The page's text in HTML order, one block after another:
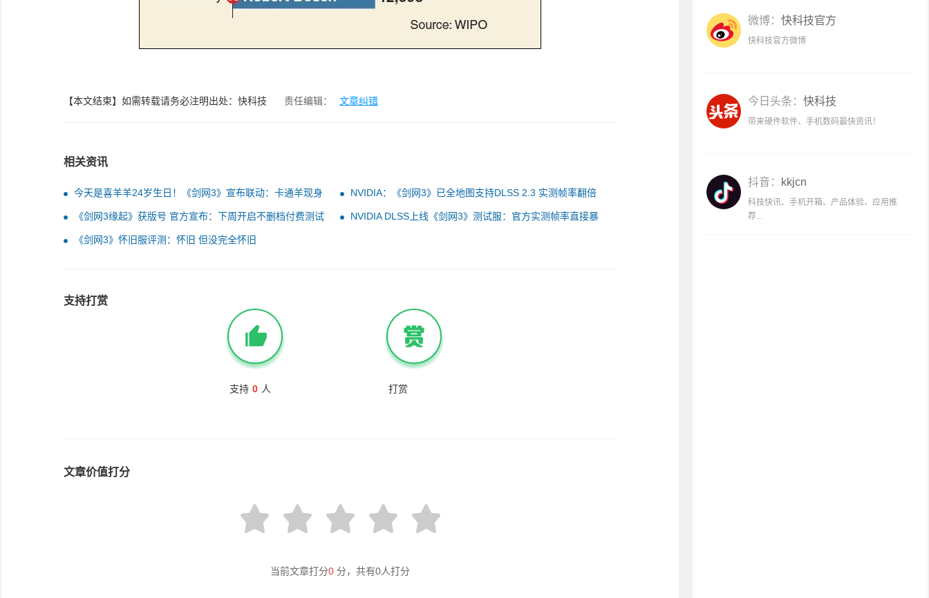
【本文结束】如需转载请务必注明出处：快科技 责任编辑： 文章纠错
相关资讯
今天是喜羊羊24岁生日！《剑网3》宣布联动：卡通羊现身
侠客世界
NVIDIA：《剑网3》已全地图支持DLSS 2.3 实测帧率翻倍
《剑网3缘起》获版号 官方宣布：下周开启不删档付费测试
NVIDIA DLSS上线《剑网3》测试服：官方实测帧率直接暴
《剑网3》怀旧服评测：怀旧 但没完全怀旧
支持打赏
支持 0 人 打赏
文章价值打分
当前文章打分0 分，共有0人打分
微博： 快科技官方
快科技官方微博
今日头条： 快科技
带来硬件软件、手机数码最快资讯！
抖音： kkjcn
科技快讯、手机开箱、产品体验、应用推
荐...